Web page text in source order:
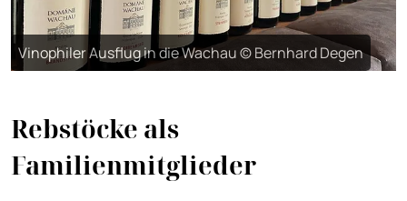
Vinophiler Ausflug in die Wachau © Bernhard Degen
Rebstöcke als
Familienmitglieder